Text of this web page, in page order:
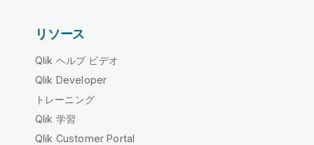
リソース
Qlik ヘルプ ビデオ
Qlik Developer
トレーニング
Qlik 学習
Qlik Customer Portal